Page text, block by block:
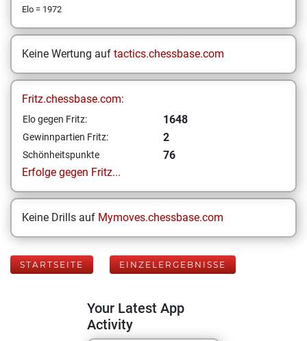
Elo = 1972
Keine Wertung auf tactics.chessbase.com
Fritz.chessbase.com:
Elo gegen Fritz: 1648
Gewinnpartien Fritz: 2
Schönheitspunkte
76
Erfolge gegen Fritz...
Keine Drills auf Mymoves.chessbase.com
STARTSEITE EINZELERGEBNISSE
Your Latest App
Activity